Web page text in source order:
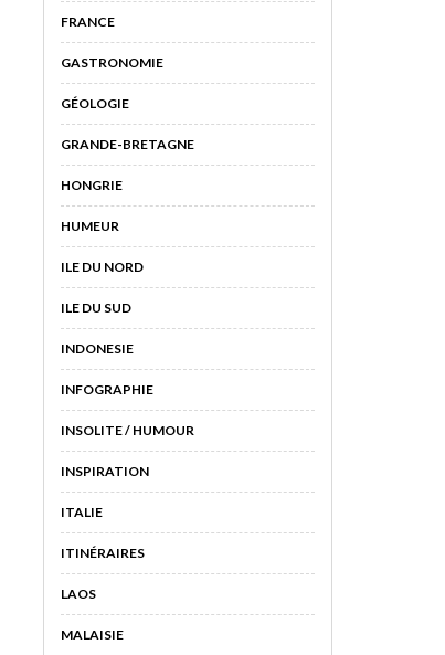
FRANCE
GASTRONOMIE
GÉOLOGIE
GRANDE-BRETAGNE
HONGRIE
HUMEUR
ILE DU NORD
ILE DU SUD
INDONESIE
INFOGRAPHIE
INSOLITE / HUMOUR
INSPIRATION
ITALIE
ITINÉRAIRES
LAOS
MALAISIE